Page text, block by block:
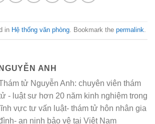
in Hệ thống văn phòng. Bookmark the permalink.
NGUYỄN ANH
tử Nguyễn Anh: chuyên viên thám
- luật sư hơn 20 năm kinh nghiệm trong
lĩnh vực tư vấn luật- thám tử hôn nhân gia
an ninh bảo vệ tại Việt Nam